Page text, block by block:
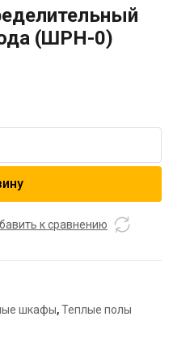
(ШРН-0)
к сравнению
шкафы,Теплые полы